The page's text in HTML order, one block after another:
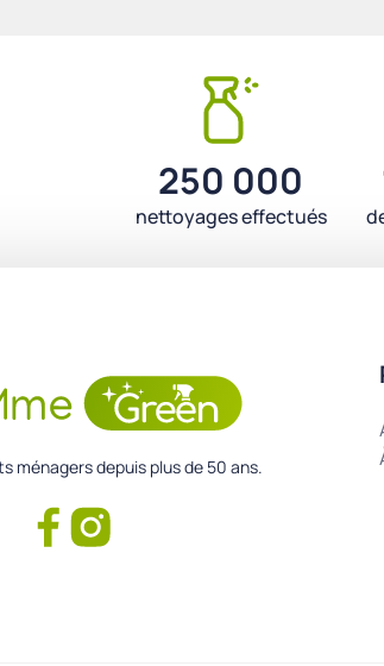
250 000
nettoyages effectués
ménagers depuis plus de 50 ans.